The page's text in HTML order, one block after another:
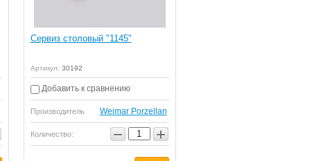
Сервиз столовый "1145"
Артикул: 30192
Добавить к сравнению
Производитель Weimar Porzellan
Количество: − +